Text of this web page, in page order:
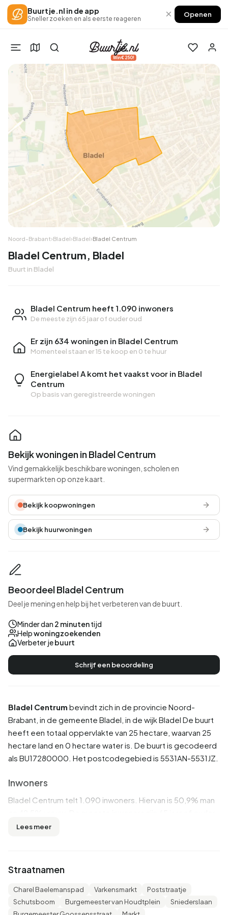
Buurtje.nl in de app
Sneller zoeken en als eerste reageren × Openen
Win €250!
Noord-Brabant›Bladel›Bladel›Bladel Centrum
Bladel Centrum, Bladel
Buurt in Bladel
Bladel Centrum heeft 1.090 inwoners
De meeste zijn 65 jaar of ouder oud
Er zijn 634 woningen in Bladel Centrum
Momenteel staan er15 te koop en 0 te huur
Energielabel A komt het vaakst voor in Bladel
Centrum
Op basis van geregistreerde woningen
Bladel Centrum bevindt zich in de provincie Noord-
Brabant , in de gemeente Bladel , in de wijkBladel De buurt
heeft een totaal oppervlakte van 25 hectare, waarvan 25
hectare land en 0 hectare water is. De buurt is gecodeerd
als BU17280000. Het postcodegebied is 5531AN-5531JZ.
Inwoners
Bladel Centrum telt 1.090 inwoners. Hiervan is 50,9% man
(33,0%). De overige leeftijden zijn 27,5% voor '25 tot 45
10,1% is verweduwd. 870 inwoners komen uit Nederland,
175 komen uit Europa en 50 komen uit landen buiten
Europa.
Lees meer
Straatnamen
Charel Baelemanspad Varkensmarkt
Poststraatje
Schutsboom
Burgemeester van Houdtplein
Sniederslaan
Bekijk woningen in Bladel Centrum
Vind gemakkelijk beschikbare woningen, scholen en
supermarkten op onze kaart.
Bekijk koopwoningen
Bekijk huurwoningen
Beoordeel Bladel Centrum
Deel je mening en help bij het verbeteren van de buurt.
Minder dan 2 minutentijd
Helpwoningzoekenden
Verbeter jebuurt
Schrijf een beoordeling